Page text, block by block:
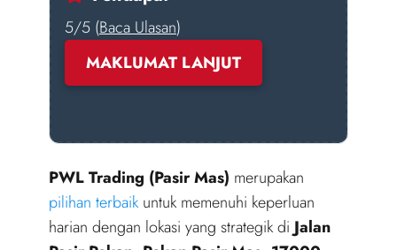
5/5 (Baca Ulasan)
MAKLUMAT LANJUT
PWL Trading (Pasir Mas) merupakan
pilihan terbaik untuk memenuhi keperluan
harian dengan lokasi yang strategik di Jalan